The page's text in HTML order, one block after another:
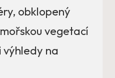
obklopený
vegetací
výhledy na